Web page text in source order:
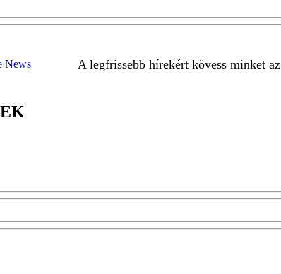
A legfrissebb hírekért kövess minket az